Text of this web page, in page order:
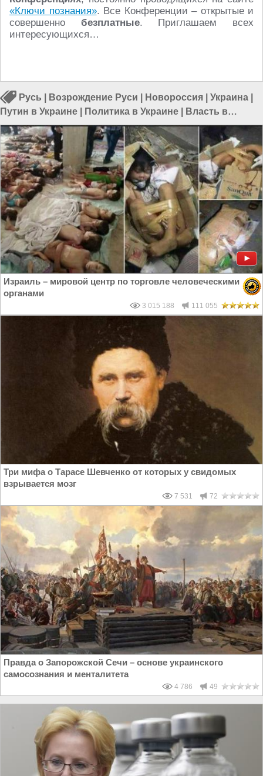
«Ключи познания». Все Конференции – открытые и
совершенно безплатные. Приглашаем всех
интересующихся…
Русь Возрождение Руси Новороссия Украина
Путин в Украине
Политика в Украине
Власть в
Украине
Израиль – мировой центр по торговле человеческими
органами
3 015 188 111 055
Три мифа о Тарасе Шевченко от которых у свидомых
взрывается мозг
7 531 72
Правда о Запорожской Сечи – основе украинского
самосознания и менталитета
4 786 49